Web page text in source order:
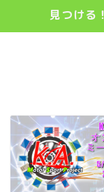
見つける